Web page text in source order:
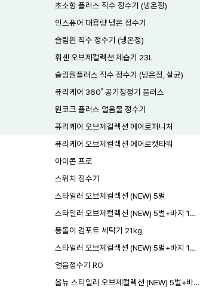
초소형 플러스 직수 정수기 (냉온정)
인스퓨어 대용량 냉온 정수기
슬림원 직수 정수기 (냉온정)
휘센 오브제컬렉션 제습기 23L
슬림원플러스 직수 정수기 (냉온정, 살균)
퓨리케어 360˚ 공기청정기 플러스
원코크 플러스 얼음물 정수기
퓨리케어 오브제컬렉션 에어로퍼니처
퓨리케어 오브제컬렉션 에어로캣타워
아이콘 프로
스위치 정수기
스타일러 오브제컬렉션 (NEW) 5벌
스타일러 오브제컬렉션 (NEW) 5벌+바지 1…
통돌이 컴포트 세탁기 21kg
스타일러 오브제컬렉션 (NEW) 5벌+바지 1…
얼음정수기 RO
올뉴 스타일러 오브제컬렉션 (NEW) 5벌+바…